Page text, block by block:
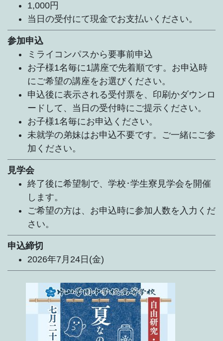
1,000円
当日の受付にて現金でお支払いください。
参加申込
ミライコンパスから要事前申込
お子様1名毎に1講座で先着順です。お申込時
にご希望の講座をお選びください。
申込後に表示される受付票を、印刷かダウンロ
ードして、当日の受付時にご提示ください。
お子様1名毎にお申込ください。
未就学の弟妹はお申込不要です。ご一緒にご参
加ください。
見学会
終了後に希望制で、学校･学生寮見学会を開催
します。
ご希望の方は、お申込時に参加人数を入力くだ
さい。
申込締切
2026年7月24日(金)